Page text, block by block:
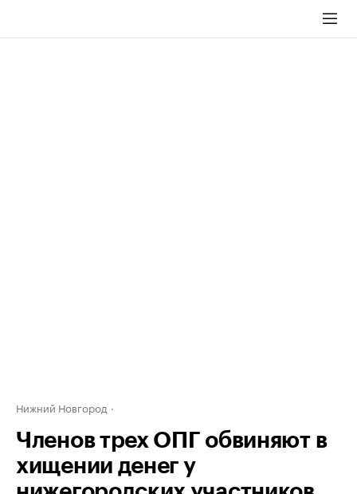
Нижний Новгород
Членов трех ОПГ обвиняют в
хищении денег у